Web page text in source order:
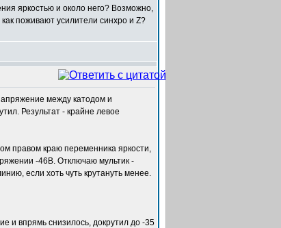
яркостью и около него? Возможно,
поживают усилители синхро и Z?
между катодом и
Результат - крайне левое
правом краю переменника яркости,
-46В. Отключаю мультик -
если хоть чуть крутануть менее.
и впрямь снизилось, докрутил до -35